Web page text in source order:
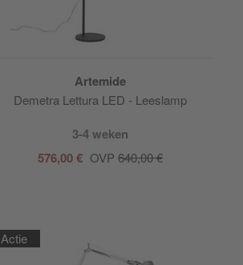
Artemide
Demetra Lettura LED - Leeslamp
3-4 weken
576,00 € OVP640,00 €
Actie